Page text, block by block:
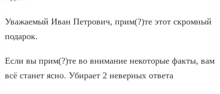
Уважаемый Иван Петрович, прим(?)те этот скромный
подарок.
Если вы прим(?)те во внимание некоторые факты, вам
всё станет ясно. Убирает 2 неверных ответа